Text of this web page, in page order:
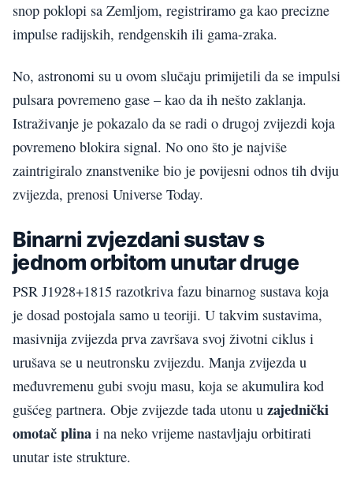
snop poklopi sa Zemljom, registriramo ga kao precizne
impulse radijskih, rendgenskih ili gama-zraka.
No, astronomi su u ovom slučaju primijetili da se impulsi
pulsara povremeno gase – kao da ih nešto zaklanja.
Istraživanje je pokazalo da se radi o drugoj zvijezdi koja
povremeno blokira signal. No ono što je najviše
zaintrigiralo znanstvenike bio je povijesni odnos tih dviju
zvijezda, prenosi Universe Today.
Binarni zvjezdani sustav s
jednom orbitom unutar druge
PSR J1928+1815 razotkriva fazu binarnog sustava koja
je dosad postojala samo u teoriji. U takvim sustavima,
masivnija zvijezda prva završava svoj životni ciklus i
urušava se u neutronsku zvijezdu. Manja zvijezda u
međuvremenu gubi svoju masu, koja se akumulira kod
gušćeg partnera. Obje zvijezde tada utonu u zajednički
omotač plina i na neko vrijeme nastavljaju orbitirati
unutar iste strukture.